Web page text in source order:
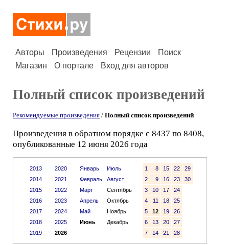
Авторы Произведения Рецензии
Поиск
Магазин
О портале Вход для авторов
Полный список произведений
Рекомендуемые произведения / Полный список произведений
Произведения в обратном порядке с 8437 по 8408,
опубликованные 12 июня 2026 года
2013
2014
2015
2016
2017
2018
2019
2020
2021
2022
2023
2024
2025
2026
Январь
Июль
Февраль
Август
Март
Сентябрь
Апрель
Октябрь
Май
Ноябрь
Июнь
Декабрь
1 8 15 22
29
2
9 16 23
30
3
10 17
24
4
11 18
25
5
12 19
26
6
13 20
27
7
14 21 28